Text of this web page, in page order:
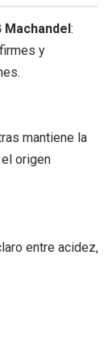
Machandel:
y
mantiene la
origen
entre acidez,